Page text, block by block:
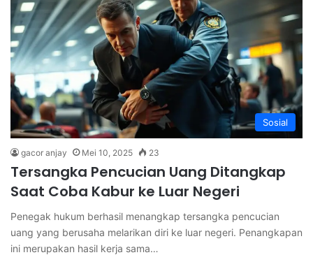
Sosial
gacor anjay Mei 10, 2025 23
Tersangka Pencucian Uang Ditangkap
Saat Coba Kabur ke Luar Negeri
Penegak hukum berhasil menangkap tersangka pencucian
uang yang berusaha melarikan diri ke luar negeri. Penangkapan
ini merupakan hasil kerja sama…